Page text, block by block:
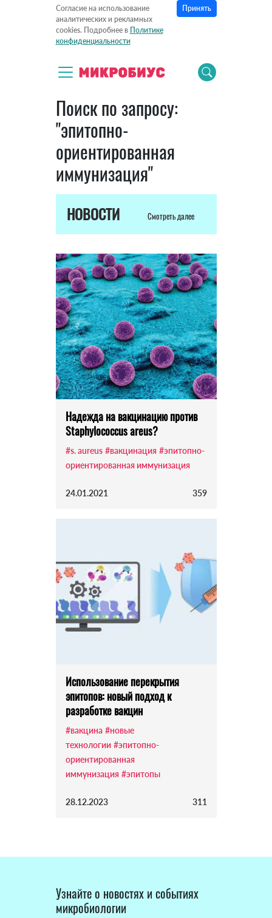
Согласие на использование
аналитических и рекламных
cookies. Подробнее в Политике
конфиденциальности
Принять
Поиск по запросу:
"эпитопно-
ориентированная
иммунизация"
НОВОСТИ Смотреть далее
Надежда на вакцинацию против
Staphylococcus areus?
#s. aureus #вакцинация #эпитопно-
ориентированная иммунизация
24.01.2021 359
Использование перекрытия
эпитопов: новый подход к
разработке вакцин
#вакцина #новые
технологии #эпитопно-
ориентированная
иммунизация #эпитопы
28.12.2023 311
Узнайте о новостях и событиях
микробиологии